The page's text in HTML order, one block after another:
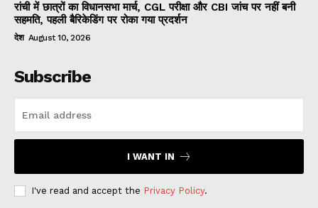
रांची में छात्रों का विधानसभा मार्च, CGL परीक्षा और CBI जांच पर नहीं बनी
सहमति, पहली बैरिकेडिंग पर रोका गया प्रदर्शन
देश August 10, 2026
Subscribe
I WANT IN
I've read and accept the Privacy Policy.